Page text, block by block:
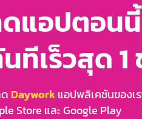
แอปตอน
ทีเร็วสุด 1
Dayworkแอปพลิเคชันของเ
Store และ Google Play